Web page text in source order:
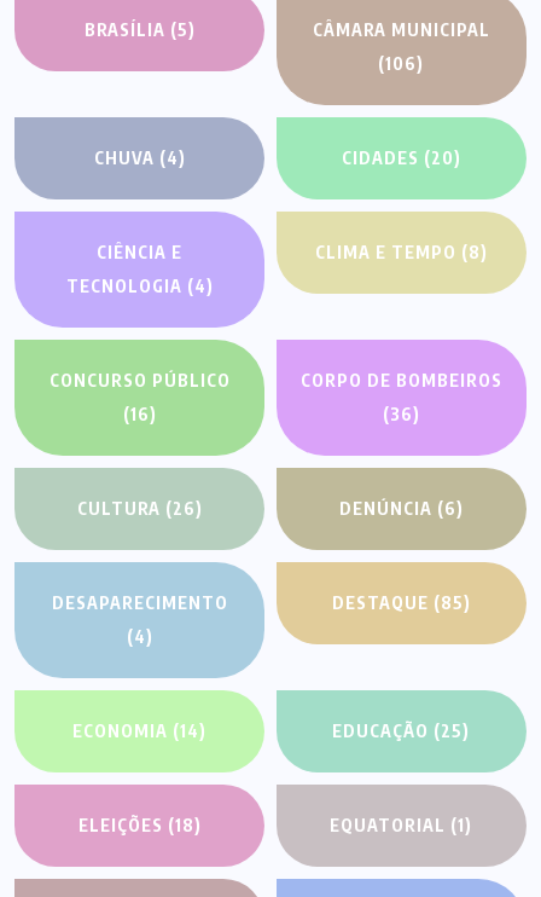
BRASÍLIA (5)
CÂMARA MUNICIPAL
(106)
CHUVA (4) CIDADES (20)
CIÊNCIA E
TECNOLOGIA (4)
CLIMA E TEMPO (8)
CONCURSO PÚBLICO
(16)
CORPO DE BOMBEIROS
(36)
CULTURA (26) DENÚNCIA (6)
DESAPARECIMENTO
(4)
DESTAQUE (85)
ECONOMIA (14) EDUCAÇÃO (25)
ELEIÇÕES (18) EQUATORIAL (1)